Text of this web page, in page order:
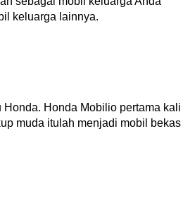
keluarga lainnya.
Honda Mobilio pertama kali
muda itulah menjadi mobil bekas